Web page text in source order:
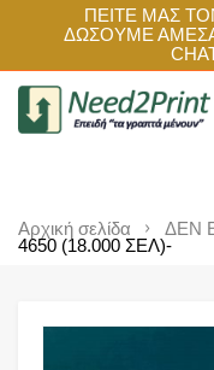
ΠΕΙΤΕ ΜΑΣ
ΔΩΣΟΥΜΕ ΑΜΕΣΑ
Αρχική σελίδα ΔΕΝ
4650 (18.000 ΣΕΛ)-